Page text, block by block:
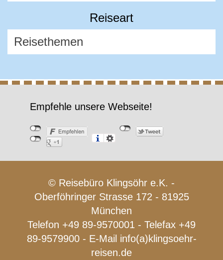
Reiseart
Empfehle unsere Webseite!
© Reisebüro Klingsöhr e.K. -
Oberföhringer Strasse 172 - 81925
München
Telefon +49 89-9570001 - Telefax +49
89-9579900 - E-Mail info(a)klingsoehr-
reisen.de